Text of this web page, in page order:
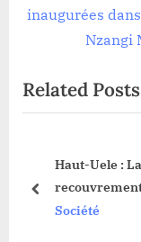
l’article
v
u
s
s
e
P
o
:
inaugurées
Nzangi
Related Posts
Haut-Uele :
Société
prev